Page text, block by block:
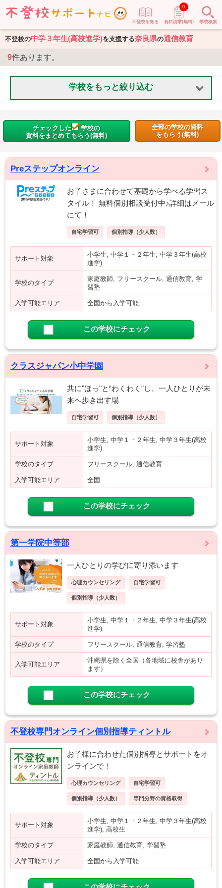
不登校を知る 資料請求(無料)
0
学校検索
不登校の中学３年生(高校進学)を支援する奈良県の通信教育
9件あります。
学校をもっと絞り込む
チェックした
学校の
資料をまとめてもらう(無料)
全部の学校の資料
をもらう(無料)
Preステップオンライン
お子さまに合わせて基礎から学べる学習ス
タイル！ 無料個別相談受付中♪詳細はメール
にて！
自宅学習可 個別指導（少人数）
サポート対象
小学生, 中学１・２年生, 中学３年生(高校
進学)
学校のタイプ
家庭教師, フリースクール, 通信教育, 学
習塾
入学可能エリア 全国から入学可能
この学校にチェック
クラスジャパン小中学園
共に"ほっ"と“わくわく”し、一人ひとりが未
来へ歩き出す場
自宅学習可 個別指導（少人数）
サポート対象
小学生, 中学１・２年生, 中学３年生(高校
進学)
学校のタイプ フリースクール, 通信教育
入学可能エリア 全国
この学校にチェック
第一学院中等部
一人ひとりの学びに寄り添います
心理カウンセリング 自宅学習可
個別指導（少人数）
サポート対象
小学生, 中学１・２年生, 中学３年生(高校
進学)
学校のタイプ フリースクール, 通信教育, 学習塾
入学可能エリア
沖縄県を除く全国（各地域に校舎があり
ます）
この学校にチェック
不登校専門オンライン個別指導ティントル
お子様に合わせた個別指導とサポートをオ
ンラインで！
心理カウンセリング 自宅学習可
個別指導（少人数） 専門分野の資格取得
サポート対象
小学生, 中学１・２年生, 中学３年生(高校
進学), 高校生
学校のタイプ 家庭教師, 通信教育, 学習塾
入学可能エリア 全国から入学可能